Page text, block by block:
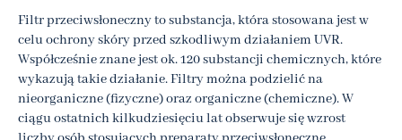
Filtr przeciwsłoneczny to substancja, która stosowana jest w
celu ochrony skóry przed szkodliwym działaniem UVR.
Współcześnie znane jest ok. 120 substancji chemicznych, które
wykazują takie działanie. Filtry można podzielić na
nieorganiczne (fizyczne) oraz organiczne (chemiczne). W
ciągu ostatnich kilkudziesięciu lat obserwuje się wzrost